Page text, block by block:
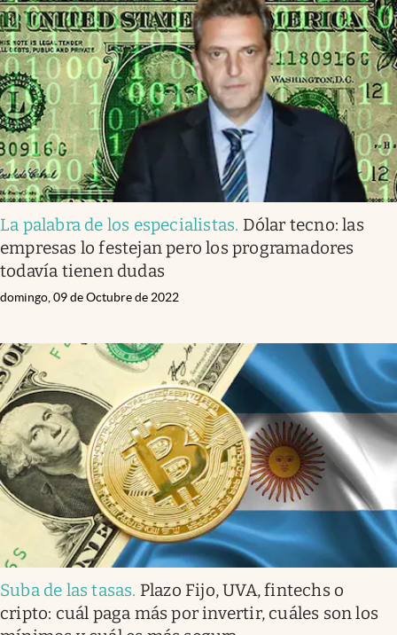
La palabra de los especialistas. Dólar tecno: las
empresas lo festejan pero los programadores
todavía tienen dudas
domingo, 09 de Octubre de 2022
Suba de las tasas. Plazo Fijo, UVA, fintechs o
cripto: cuál paga más por invertir, cuáles son los